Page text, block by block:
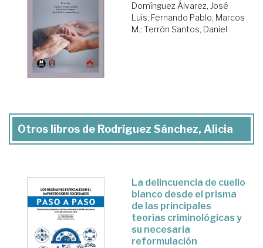
Domínguez Álvarez, José
Luis; Fernando Pablo, Marcos
M.; Terrón Santos, Daniel
Otros libros de Rodríguez Sánchez, Alicia
La delincuencia de cuello
blanco desde el prisma
de las principales
teorías criminológicas y
su necesaria
reformulación